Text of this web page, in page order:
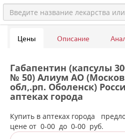
Цены Описание
Габапентин (капсулы
№ 50) Алиум АО
обл,.рп. Оболенск)
аптеках города
Екатеринбурга
Купить в аптеках города
цене от 0-00 до 0-00 руб.